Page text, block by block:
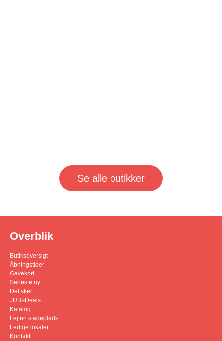
Se alle butikker
Overblik
Butiksoversigt
Åbningstider
Gavekort
Seneste nyt
Det sker
JUBI-Deals
Katalog
Lej en stadeplads
Ledige lokaler
Kontakt